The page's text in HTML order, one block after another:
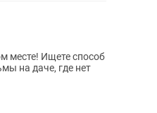
месте! Ищете способ
на даче, где нет